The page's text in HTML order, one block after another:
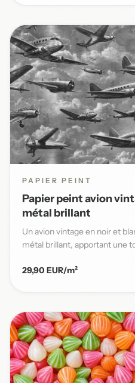
PAPIER PEINT
Papier peint avion
métal brillant
Un avion vintage en noir et
métal brillant, apportant une
29,90 EUR/m²